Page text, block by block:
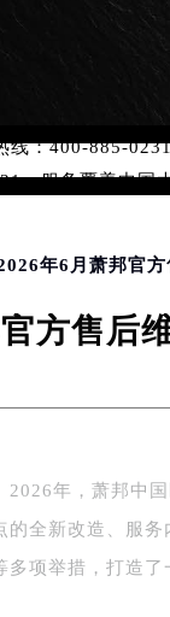
线：400-885-
，服务覆盖中国
中心写字楼26层
座37层3705室（
国际金融中心写
1号楼18层1803
楼1号楼16层
年6月萧邦官
方售后
2026年，萧邦中
的全新改造、服
多项举措，打造